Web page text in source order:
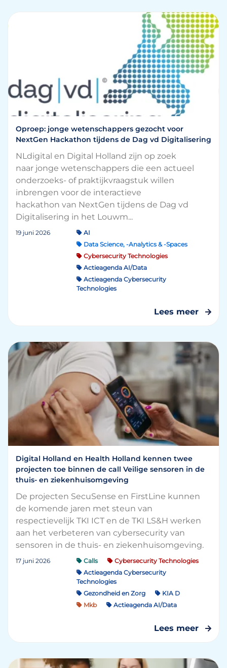
Oproep: jonge wetenschappers gezocht voor
NextGen Hackathon tijdens de Dag vd Digitalisering
NLdigital en Digital Holland zijn op zoek
naar jonge wetenschappers die een actueel
onderzoeks- of praktijkvraagstuk willen
inbrengen voor de interactieve
hackathon van NextGen tijdens de Dag vd
Digitalisering in het Louwm...
19 juni 2026
AI
Data Science, -Analytics & -Spaces
Cybersecurity Technologies
Actieagenda AI/Data
Actieagenda Cybersecurity
Technologies
Lees meer
Digital Holland en Health Holland kennen twee
projecten toe binnen de call Veilige sensoren in de
thuis- en ziekenhuisomgeving
De projecten SecuSense en FirstLine kunnen
de komende jaren met steun van
respectievelijk TKI ICT en de TKI LS&H werken
aan het verbeteren van cybersecurity van
sensoren in de thuis- en ziekenhuisomgeving.
17 juni 2026 Calls
Cybersecurity Technologies
Actieagenda Cybersecurity
Technologies
Gezondheid en Zorg
KIA D
Mkb
Actieagenda AI/Data
Lees meer